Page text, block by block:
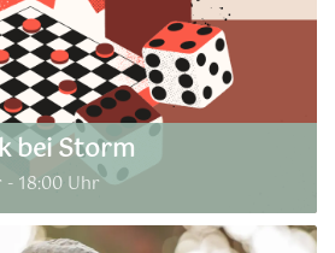
bei Storm
- 18:00 Uhr